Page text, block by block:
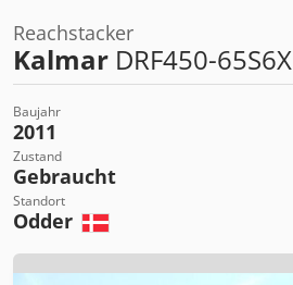
Reachstacker
Kalmar DRF450-65S6X
Baujahr
2011
Zustand
Gebraucht
Standort
Odder